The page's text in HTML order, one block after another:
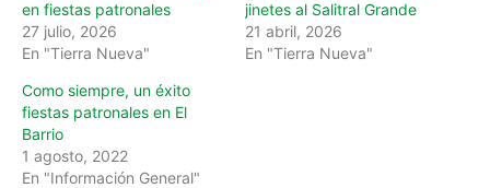
en fiestas patronales
27 julio, 2026
En "Tierra Nueva"
jinetes al Salitral Grande
21 abril, 2026
En "Tierra Nueva"
Como siempre, un éxito
fiestas patronales en El
Barrio
1 agosto, 2022
En "Información General"